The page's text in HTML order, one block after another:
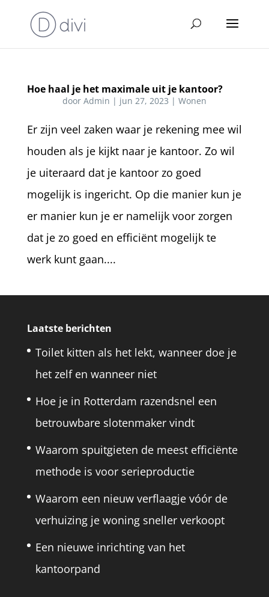
Hoe haal je het maximale uit je kantoor?
door Admin | jun 27, 2023 | Wonen
Er zijn veel zaken waar je rekening mee wil
houden als je kijkt naar je kantoor. Zo wil
je uiteraard dat je kantoor zo goed
mogelijk is ingericht. Op die manier kun je
er manier kun je er namelijk voor zorgen
dat je zo goed en efficiënt mogelijk te
werk kunt gaan....
Laatste berichten
Toilet kitten als het lekt, wanneer doe je
het zelf en wanneer niet
Hoe je in Rotterdam razendsnel een
betrouwbare slotenmaker vindt
Waarom spuitgieten de meest efficiënte
methode is voor serieproductie
Waarom een nieuw verflaagje vóór de
verhuizing je woning sneller verkoopt
Een nieuwe inrichting van het
kantoorpand